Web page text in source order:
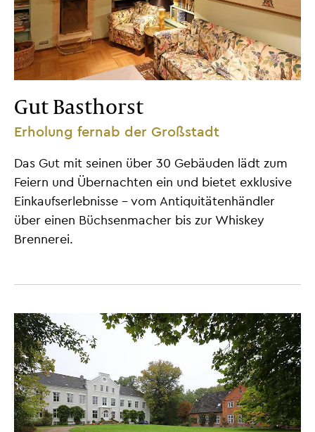
Gut Basthorst
Erholung fernab der Großstadt
Das Gut mit seinen über 30 Gebäuden lädt zum
Feiern und Übernachten ein und bietet exklusive
Einkaufserlebnisse - vom Antiquitätenhändler
über einen Büchsenmacher bis zur Whiskey
Brennerei.